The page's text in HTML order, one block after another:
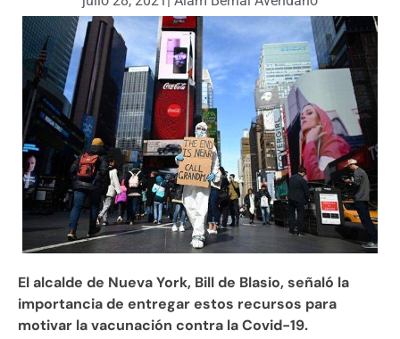
El alcalde de Nueva York, Bill de Blasio, señaló la
importancia de entregar estos recursos para
motivar la vacunación contra la Covid-19.